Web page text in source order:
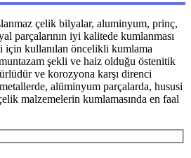
çelik bilyalar, aluminyum, prinç,
parçalarının iyi kalitede kumlanması
için kullanılan öncelikli kumlama
şekli ve haiz olduğu östenitik
ve korozyona karşı direnci
alüminyum parçalarda, hususi
malzemelerin kumlamasında en faal